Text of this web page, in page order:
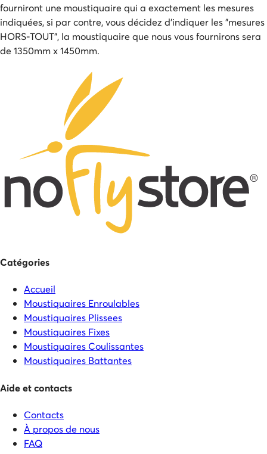
fourniront une moustiquaire qui a exactement les mesures
indiquées, si par contre, vous décidez d'indiquer les "mesures
HORS-TOUT", la moustiquaire que nous vous fournirons sera
de 1350mm x 1450mm.
Catégories
Accueil
Moustiquaires Enroulables
Moustiquaires Plissees
Moustiquaires Fixes
Moustiquaires Coulissantes
Moustiquaires Battantes
Aide et contacts
Contacts
À propos de nous
FAQ